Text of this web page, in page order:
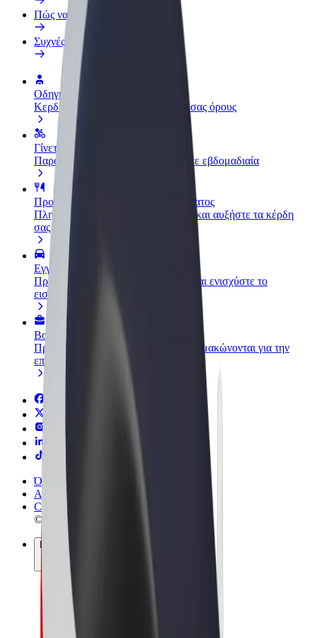
Πώς να συμμετάσχετε
Συχνές Ερωτήσεις
Οδηγήστε
Κερδίστε χρήματα με τους δικούς σας όρους
Γίνετε courier
Παραδώστε φαγητό και πληρώνεστε εβδομαδιαία
Προσθήκη εστιατορίου ή καταστήματος
Πλησιάστε περισσότερους πελάτες και αυξήστε τα κέρδη
σας
Εγγραφείτε ως ιδιοκτήτης στόλου
Προσθέστε το στόλο σας στο Bolt και ενισχύστε το
εισόδημά σας
Bolt for Business
Προϊόντα και υπηρεσίες Bolt που κλιμακώνονται για την
επιχείρησή σας
Όροι & Προϋποθέσεις
Απόρρητο
Cookies
© 2026 Bolt Technology OÜ
Προϊόντα
Διαδρομές
Σκούτερς
Αγορά Bolt